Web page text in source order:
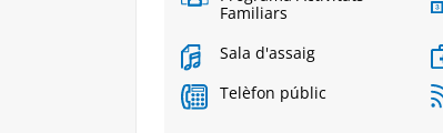
Familiars
Sala d'assaig
Telèfon públic